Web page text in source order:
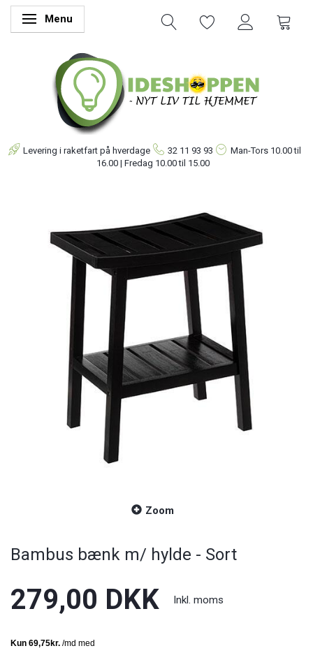
Skifte navigation
Menu
Levering i raketfart på hverdage 32 11 93 93 Man-Tors 10.00 til
16.00 | Fredag 10.00 til 15.00
Zoom
Bambus bænk m/ hylde - Sort
279,00 DKK Inkl. moms